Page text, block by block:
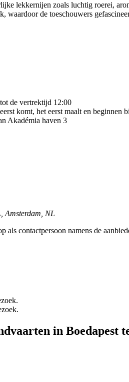
lekkernijen zoals luchtig roerei,
waardoor de toeschouwers
de vertrektijd 12:00
komt, het eerst maalt en beginnen
Akadémia haven 3
Amsterdam, NL
als contactpersoon namens de
in Boedapest